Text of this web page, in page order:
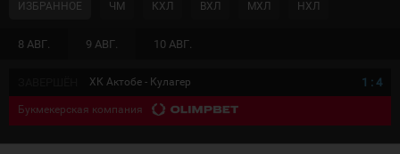
8 АВГ. 9 АВГ. 10 АВГ.
ИЗБРАННОЕ ЧМ КХЛ ВХЛ МХЛ НХЛ
ХК Актобе - Кулагер 1 : 4
Букмекерская компания